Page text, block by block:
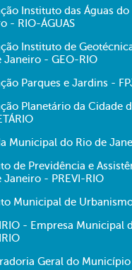
Instituto das Águas
- RIO-ÁGUAS
Instituto de
Janeiro - GEO-RIO
Parques e Jardins -
Planetário da Cidade
Municipal do Rio de
de Previdência e
Janeiro - PREVI-RIO
Municipal de
- Empresa Municipal
Geral do